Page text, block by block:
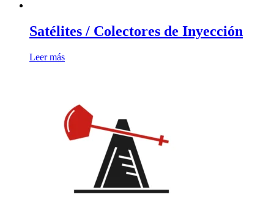
Satélites / Colectores de Inyección
Leer más